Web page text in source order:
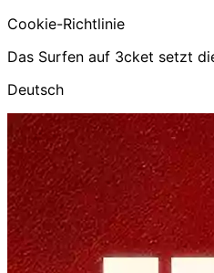
Cookie-Richtlinie
Das Surfen auf 3cket setzt
Deutsch